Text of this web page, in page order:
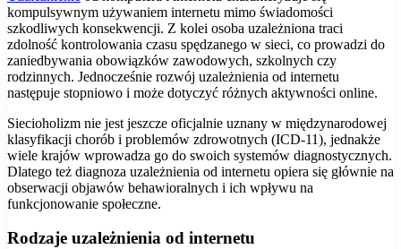
kompulsywnym używaniem internetu mimo świadomości
szkodliwych konsekwencji. Z kolei osoba uzależniona traci
zdolność kontrolowania czasu spędzanego w sieci, co prowadzi do
zaniedbywania obowiązków zawodowych, szkolnych czy
rodzinnych. Jednocześnie rozwój uzależnienia od internetu
następuje stopniowo i może dotyczyć różnych aktywności online.
Siecioholizm nie jest jeszcze oficjalnie uznany w międzynarodowej
klasyfikacji chorób i problemów zdrowotnych (ICD-11), jednakże
wiele krajów wprowadza go do swoich systemów diagnostycznych.
Dlatego też diagnoza uzależnienia od internetu opiera się głównie na
obserwacji objawów behawioralnych i ich wpływu na
funkcjonowanie społeczne.
Rodzaje uzależnienia od internetu